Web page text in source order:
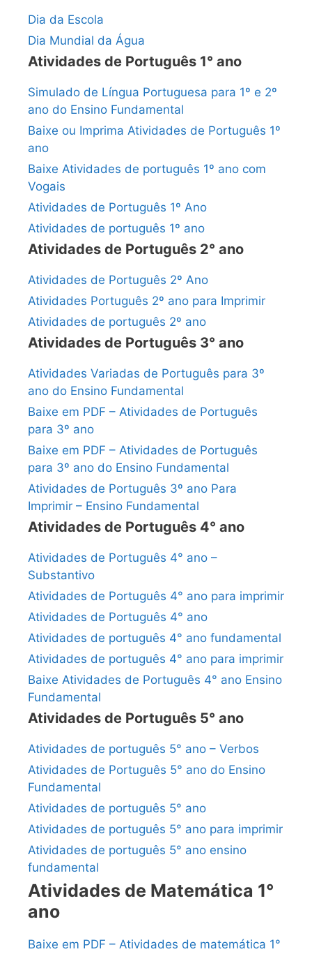
Dia da Escola
Dia Mundial da Água
Atividades de Português 1° ano
Simulado de Língua Portuguesa para 1º e 2º
ano do Ensino Fundamental
Baixe ou Imprima Atividades de Português 1º
ano
Baixe Atividades de português 1º ano com
Vogais
Atividades de Português 1º Ano
Atividades de português 1º ano
Atividades de Português 2° ano
Atividades de Português 2º Ano
Atividades Português 2º ano para Imprimir
Atividades de português 2º ano
Atividades de Português 3° ano
Atividades Variadas de Português para 3º
ano do Ensino Fundamental
Baixe em PDF – Atividades de Português
para 3º ano
Baixe em PDF – Atividades de Português
para 3º ano do Ensino Fundamental
Atividades de Português 3º ano Para
Imprimir – Ensino Fundamental
Atividades de Português 4° ano
Atividades de Português 4° ano –
Substantivo
Atividades de Português 4° ano para imprimir
Atividades de Português 4° ano
Atividades de português 4° ano fundamental
Atividades de português 4° ano para imprimir
Baixe Atividades de Português 4° ano Ensino
Fundamental
Atividades de Português 5° ano
Atividades de português 5° ano – Verbos
Atividades de Português 5° ano do Ensino
Fundamental
Atividades de português 5° ano
Atividades de português 5° ano para imprimir
Atividades de português 5° ano ensino
fundamental
Atividades de Matemática 1°
ano
Baixe em PDF – Atividades de matemática 1°